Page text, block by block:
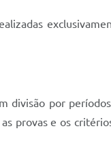
divisão por
provas e os